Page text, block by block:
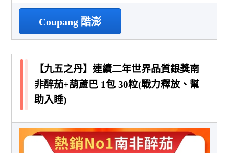
Coupang 酷澎
【九五之丹】連續二年世界品質銀獎南
非醉茄+葫蘆巴 1包 30粒(戰力釋放、幫
助入睡)